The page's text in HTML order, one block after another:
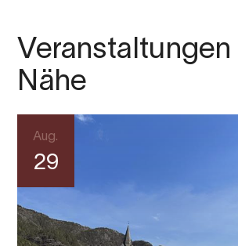
Veranstaltungen
Nähe
Aug.
29